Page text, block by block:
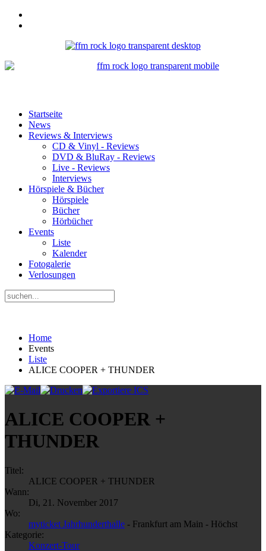
Startseite
News
Reviews & Interviews
CD & Vinyl - Reviews
DVD & BluRay - Reviews
Live - Reviews
Interviews
Hörspiele & Bücher
Hörspiele
Bücher
Hörbücher
Events
Liste
Kalender
Fotogalerie
Verlosungen
Home
Events
Liste
ALICE COOPER + THUNDER
ALICE COOPER +
THUNDER
Titel:
ALICE COOPER + THUNDER
Wann:
Di, 21. November 2017
Wo:
myticket Jahrhunderthalle - Frankfurt am Main - Höchst
Kategorie:
Konzert-Tour